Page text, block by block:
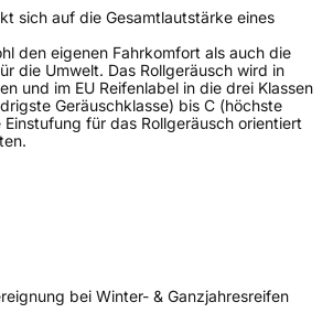
(GPSR)
Tyres Europa GmbH, Holzhauser
182 13509 Berlin Deutschland,
sich auf die Gesamtlautstärke eines
den eigenen Fahrkomfort als auch die
die Umwelt. Das Rollgeräusch wird in
und im EU Reifenlabel in die drei Klassen
Geräuschklasse) bis C (höchste
Einstufung für das Rollgeräusch orientiert
bei Winter- & Ganzjahresreifen